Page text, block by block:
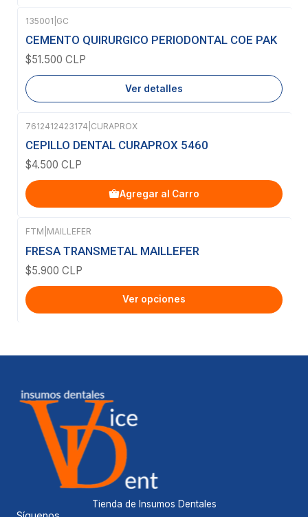
Agotado
135001 GC
CEMENTO QUIRURGICO PERIODONTAL COE PAK
$51.500 CLP
Ver detalles
7612412423174 CURAPROX
CEPILLO DENTAL CURAPROX 5460
$4.500 CLP
Agregar al Carro
FTM MAILLEFER
FRESA TRANSMETAL MAILLEFER
$5.900 CLP
Ver opciones
Tienda de Insumos Dentales